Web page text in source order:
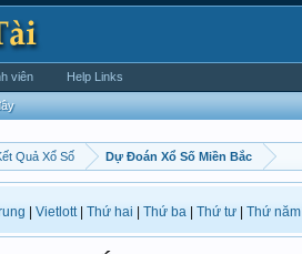
Quả Xổ Số Dự Đoán Xổ Số Miền Bắc
Vietlott| Thứ hai Thứ ba Thứ tư Thứ năm
viên Help Links